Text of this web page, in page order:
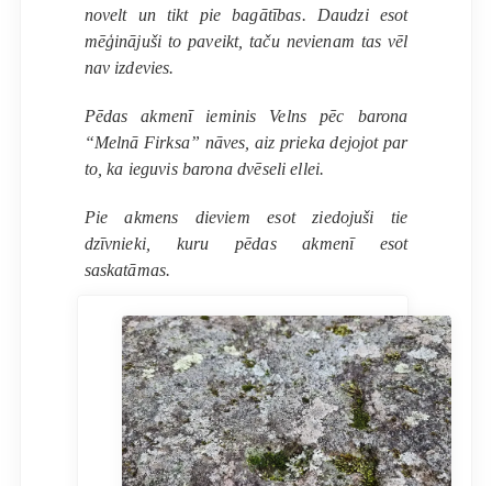
novelt un tikt pie bagātības. Daudzi esot
mēģinājuši to paveikt, taču nevienam tas vēl
nav izdevies.
Pēdas akmenī ieminis Velns pēc barona
“Melnā Firksa” nāves, aiz prieka dejojot par
to, ka ieguvis barona dvēseli ellei.
Pie akmens dieviem esot ziedojuši tie
dzīvnieki, kuru pēdas akmenī esot
saskatāmas.